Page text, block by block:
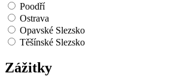
Poodří
Ostrava
Opavské Slezsko
Těšínské Slezsko
Zážitky